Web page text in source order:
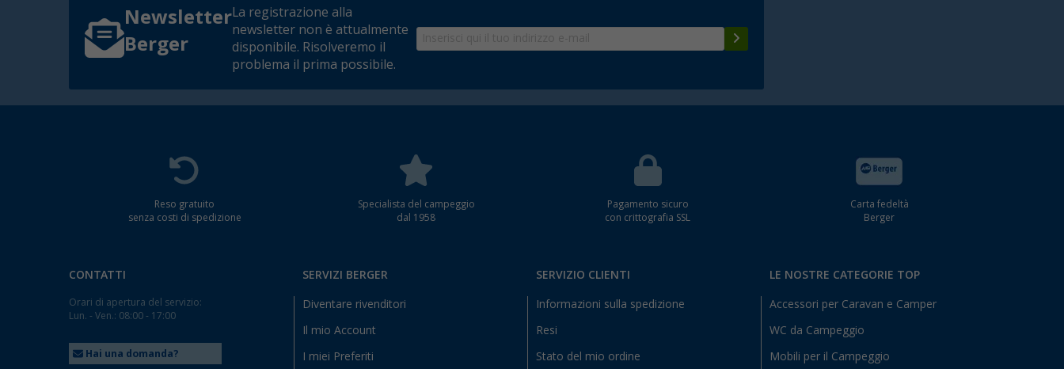
Newsletter
Berger
La registrazione alla
newsletter non è attualmente
disponibile. Risolveremo il
problema il prima possibile.
Reso gratuito
senza costi di spedizione
Specialista del campeggio
dal 1958
Pagamento sicuro
con crittografia SSL
Carta fedeltà
Berger
CONTATTI
Orari di apertura del servizio:
Lun. - Ven.: 08:00 - 17:00
Hai una domanda?
SERVIZI BERGER
Diventare rivenditori
Il mio Account
I miei Preferiti
SERVIZIO CLIENTI
Informazioni sulla spedizione
Resi
Stato del mio ordine
LE NOSTRE CATEGORIE TOP
Accessori per Caravan e Camper
WC da Campeggio
Mobili per il Campeggio